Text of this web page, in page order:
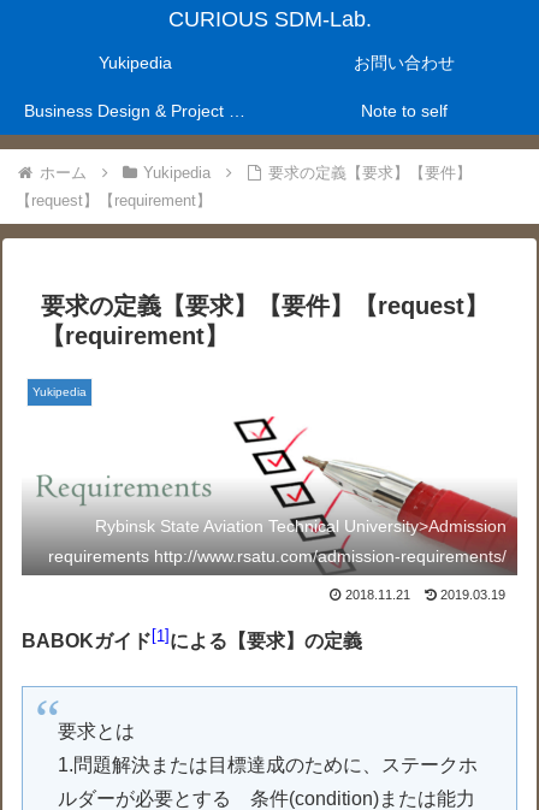
CURIOUS SDM-Lab.
Yukipedia お問い合わせ
Note to self
ホーム Yukipedia
要求の定義【要求】【要件】
【request】【requirement】
要求の定義【要求】【要件】【request】
【requirement】
Yukipedia
Rybinsk State Aviation Technical University>Admission
requirements http://www.rsatu.com/admission-requirements/
2018.11.21 2019.03.19
BABOKガイド 1 による【要求】の定義
要求とは
1.問題解決または目標達成のために、ステークホ
ルダーが必要とする 条件(condition)または能力